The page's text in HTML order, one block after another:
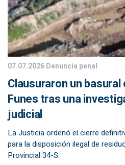
07.07.2026Denuncia penal
Clausuraron un
Funes tras una
judicial
La Justicia ordenó el cierre
para la disposición ilegal de
Provincial 34-S.